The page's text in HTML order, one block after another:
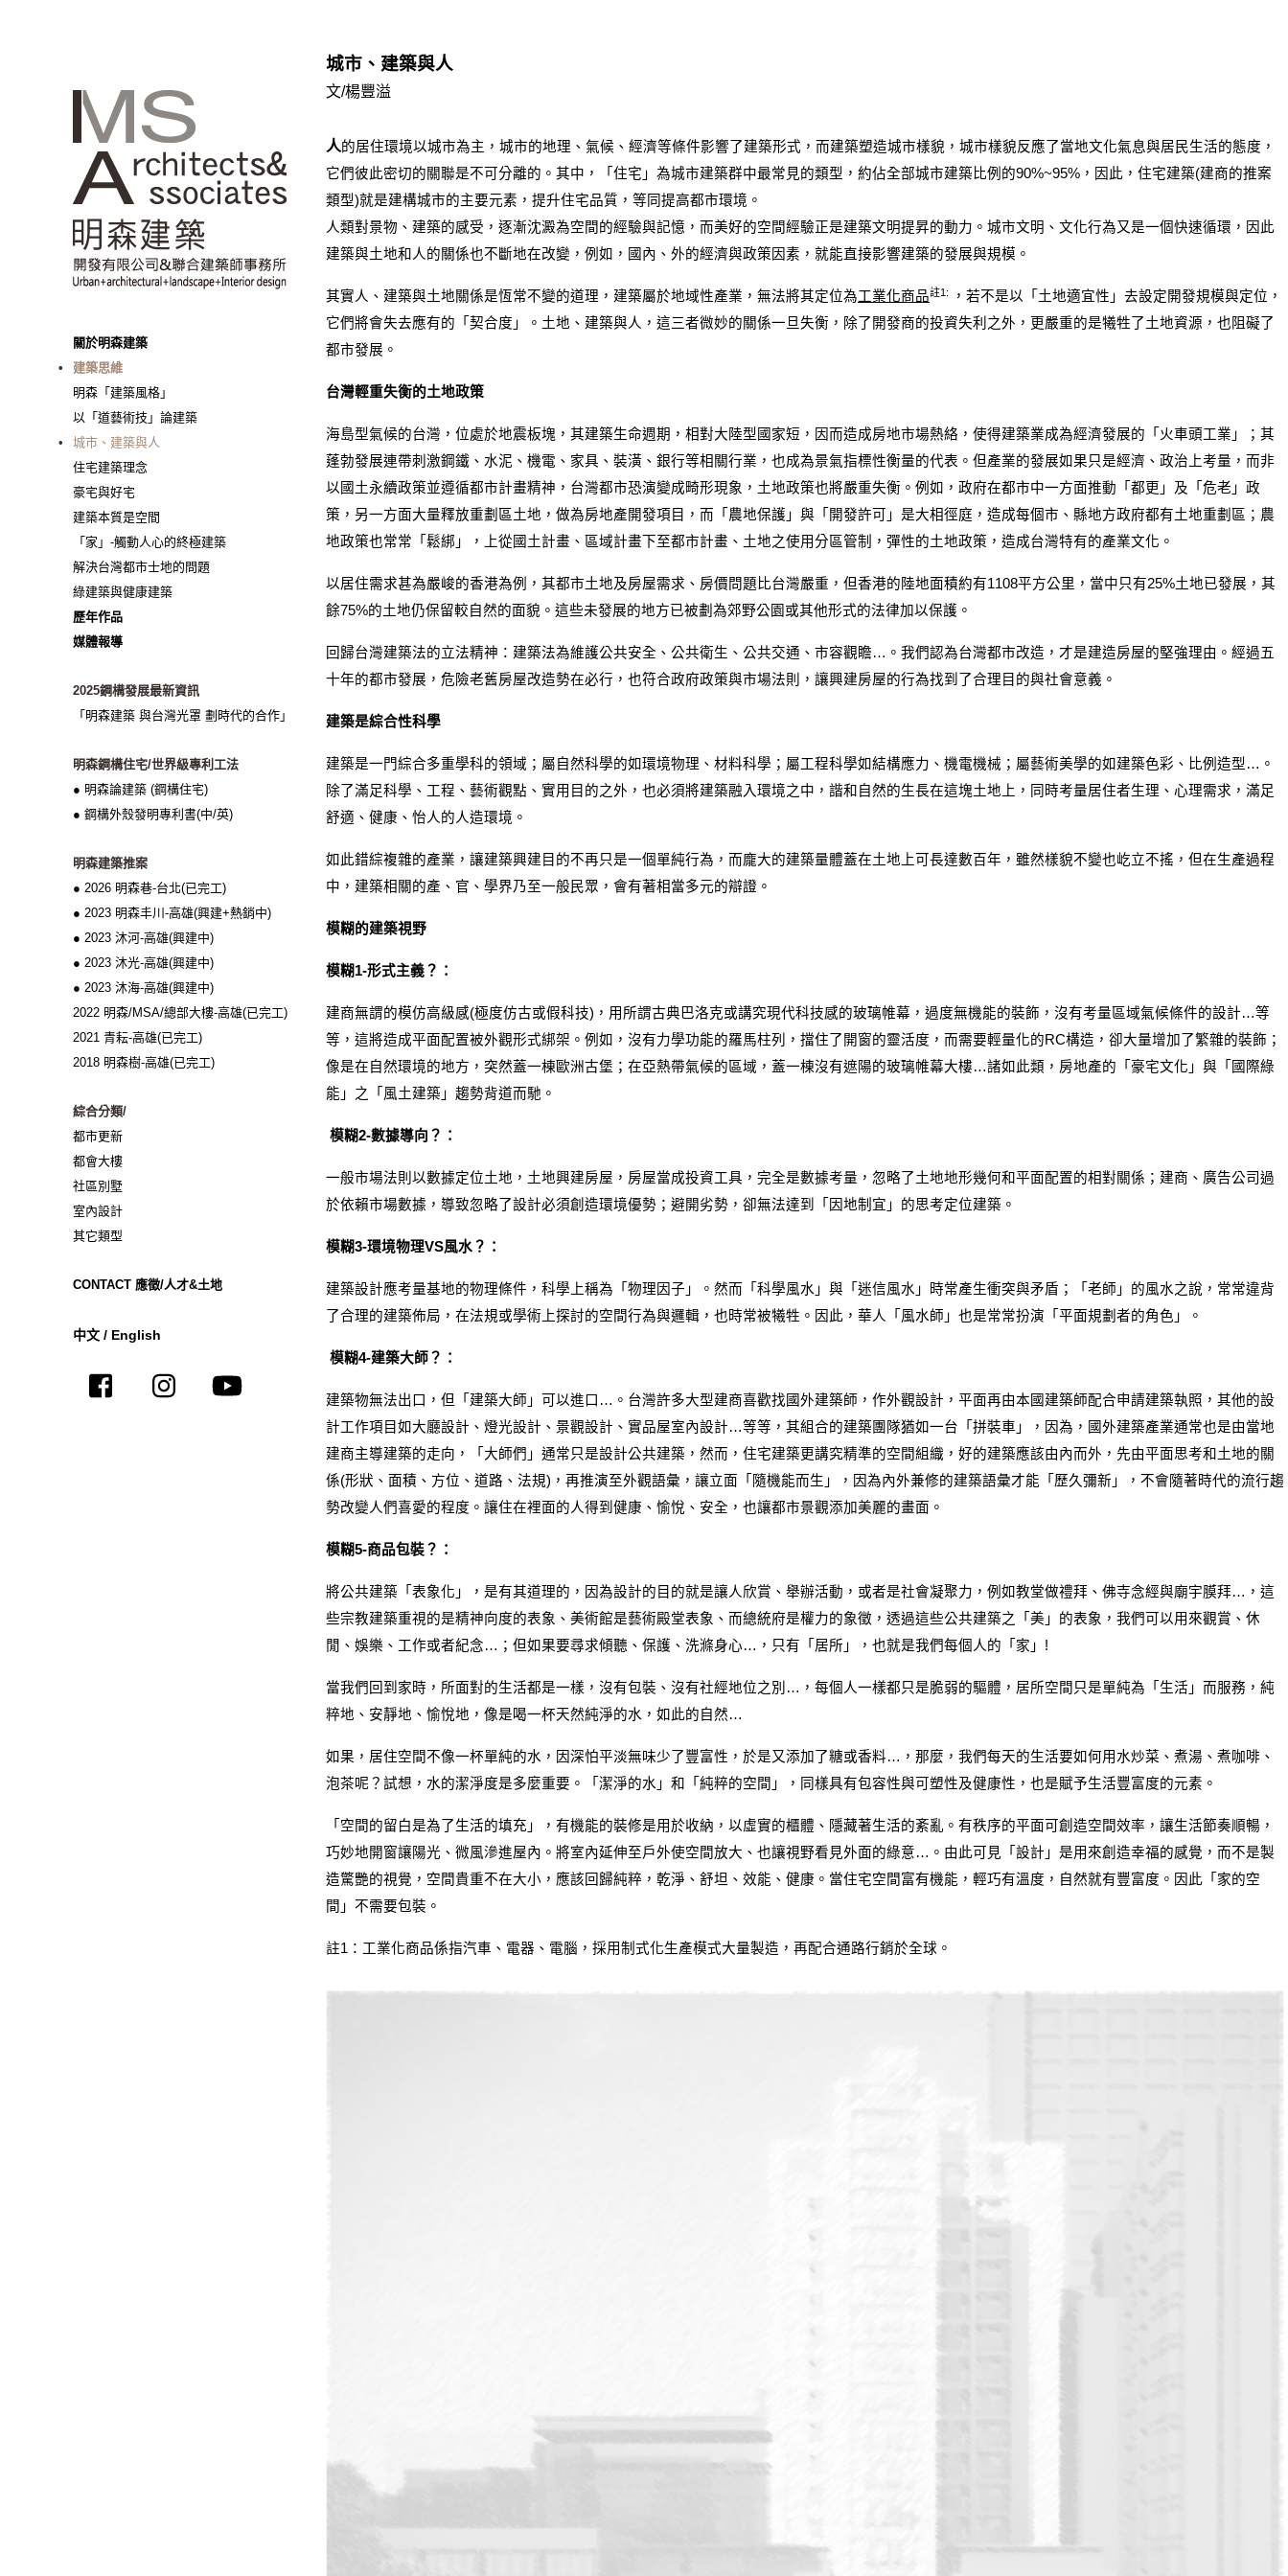
關於明森建築
建築思維
明森「建築風格」
以「道藝術技」論建築
城市、建築與人
住宅建築理念
豪宅與好宅
建築本質是空間
「家」-觸動人心的終極建築
解決台灣都市士地的問題
綠建築與健康建築
歷年作品
媒體報導
2025鋼構發展最新資訊
「明森建築 與台灣光罩 劃時代的合作」
明森鋼構住宅/世界級專利工法
● 明森論建築 (鋼構住宅)
● 鋼構外殼發明專利書(中/英)
明森建築推案
● 2026 明森巷-台北(已完工)
● 2023 明森丰川-高雄(興建+熱銷中)
● 2023 沐河-高雄(興建中)
● 2023 沐光-高雄(興建中)
● 2023 沐海-高雄(興建中)
2022 明森/MSA/總部大樓-高雄(已完工)
2021 青耘-高雄(已完工)
2018 明森樹-高雄(已完工)
綜合分類/
都市更新
都會大樓
社區別墅
室內設計
其它類型
CONTACT 應徵/人才&土地
中文 / English
城市、建築與人
文/楊豐溢
人的居住環境以城市為主，城市的地理、氣候、經濟等條件影響了建築形式，而建築塑造城市樣貌，城市樣貌反應了當地文化氣息與居民生活的態度，
它們彼此密切的關聯是不可分離的。其中，「住宅」為城市建築群中最常見的類型，約佔全部城市建築比例的90%~95%，因此，住宅建築(建商的推案
類型)就是建構城市的主要元素，提升住宅品質，等同提高都市環境。
人類對景物、建築的感受，逐漸沈澱為空間的經驗與記憶，而美好的空間經驗正是建築文明提昇的動力。城市文明、文化行為又是一個快速循環，因此
建築與土地和人的關係也不斷地在改變，例如，國內、外的經濟與政策因素，就能直接影響建築的發展與規模。
其實人、建築與土地關係是恆常不變的道理，建築屬於地域性產業，無法將其定位為工業化商品註1:
，若不是以「土地適宜性」去設定開發規模與定位，
它們將會失去應有的「契合度」。土地、建築與人，這三者微妙的關係一旦失衡，除了開發商的投資失利之外，更嚴重的是犧牲了土地資源，也阻礙了
都市發展。
台灣輕重失衡的土地政策
海島型氣候的台灣，位處於地震板塊，其建築生命週期，相對大陸型國家短，因而造成房地市場熱絡，使得建築業成為經濟發展的「火車頭工業」；其
蓬勃發展連帶刺激鋼鐵、水泥、機電、家具、裝潢、銀行等相關行業，也成為景氣指標性衡量的代表。但產業的發展如果只是經濟、政治上考量，而非
以國土永續政策並遵循都市計畫精神，台灣都市恐演變成畸形現象，土地政策也將嚴重失衡。例如，政府在都市中一方面推動「都更」及「危老」政
策，另一方面大量釋放重劃區土地，做為房地產開發項目，而「農地保護」與「開發許可」是大相徑庭，造成每個市、縣地方政府都有土地重劃區；農
地政策也常常「鬆綁」，上從國土計畫、區域計畫下至都市計畫、土地之使用分區管制，彈性的土地政策，造成台灣特有的產業文化。
以居住需求甚為嚴峻的香港為例，其都市土地及房屋需求、房價問題比台灣嚴重，但香港的陸地面積約有1108平方公里，當中只有25%土地已發展，其
餘75%的土地仍保留較自然的面貌。這些未發展的地方已被劃為郊野公園或其他形式的法律加以保護。
回歸台灣建築法的立法精神：建築法為維護公共安全、公共衛生、公共交通、市容觀瞻…。我們認為台灣都市改造，才是建造房屋的堅強理由。經過五
十年的都市發展，危險老舊房屋改造勢在必行，也符合政府政策與市場法則，讓興建房屋的行為找到了合理目的與社會意義。
建築是綜合性科學
建築是一門綜合多重學科的領域；屬自然科學的如環境物理、材料科學；屬工程科學如結構應力、機電機械；屬藝術美學的如建築色彩、比例造型…。
除了滿足科學、工程、藝術觀點、實用目的之外，也必須將建築融入環境之中，諧和自然的生長在這塊土地上，同時考量居住者生理、心理需求，滿足
舒適、健康、怡人的人造環境。
如此錯綜複雜的產業，讓建築興建目的不再只是一個單純行為，而龐大的建築量體蓋在土地上可長達數百年，雖然樣貌不變也屹立不搖，但在生產過程
中，建築相關的產、官、學界乃至一般民眾，會有著相當多元的辯證。
模糊的建築視野
模糊1-形式主義？：
建商無謂的模仿高級感(極度仿古或假科技)，用所謂古典巴洛克或講究現代科技感的玻璃帷幕，過度無機能的裝飾，沒有考量區域氣候條件的設計…等
等，這將造成平面配置被外觀形式綁架。例如，沒有力學功能的羅馬柱列，擋住了開窗的靈活度，而需要輕量化的RC構造，卻大量增加了繁雜的裝飾；
像是在自然環境的地方，突然蓋一棟歐洲古堡；在亞熱帶氣候的區域，蓋一棟沒有遮陽的玻璃帷幕大樓…諸如此類，房地產的「豪宅文化」與「國際綠
能」之「風土建築」趨勢背道而馳。
模糊2-數據導向？：
一般市場法則以數據定位土地，土地興建房屋，房屋當成投資工具，完全是數據考量，忽略了土地地形幾何和平面配置的相對關係；建商、廣告公司過
於依賴市場數據，導致忽略了設計必須創造環境優勢；避開劣勢，卻無法達到「因地制宜」的思考定位建築。
模糊3-環境物理VS風水？：
建築設計應考量基地的物理條件，科學上稱為「物理因子」。然而「科學風水」與「迷信風水」時常產生衝突與矛盾；「老師」的風水之說，常常違背
了合理的建築佈局，在法規或學術上探討的空間行為與邏輯，也時常被犧牲。因此，華人「風水師」也是常常扮演「平面規劃者的角色」。
模糊4-建築大師？：
建築物無法出口，但「建築大師」可以進口…。台灣許多大型建商喜歡找國外建築師，作外觀設計，平面再由本國建築師配合申請建築執照，其他的設
計工作項目如大廳設計、燈光設計、景觀設計、實品屋室內設計…等等，其組合的建築團隊猶如一台「拼裝車」，因為，國外建築產業通常也是由當地
建商主導建築的走向，「大師們」通常只是設計公共建築，然而，住宅建築更講究精準的空間組織，好的建築應該由內而外，先由平面思考和土地的關
係(形狀、面積、方位、道路、法規)，再推演至外觀語彙，讓立面「隨機能而生」，因為內外兼修的建築語彙才能「歷久彌新」，不會隨著時代的流行趨
勢改變人們喜愛的程度。讓住在裡面的人得到健康、愉悅、安全，也讓都市景觀添加美麗的畫面。
模糊5-商品包裝？：
將公共建築「表象化」，是有其道理的，因為設計的目的就是讓人欣賞、舉辦活動，或者是社會凝聚力，例如教堂做禮拜、佛寺念經與廟宇膜拜…，這
些宗教建築重視的是精神向度的表象、美術館是藝術殿堂表象、而總統府是權力的象徵，透過這些公共建築之「美」的表象，我們可以用來觀賞、休
閒、娛樂、工作或者紀念…；但如果要尋求傾聽、保護、洗滌身心…，只有「居所」，也就是我們每個人的「家」!
當我們回到家時，所面對的生活都是一樣，沒有包裝、沒有社經地位之別…，每個人一樣都只是脆弱的驅體，居所空間只是單純為「生活」而服務，純
粹地、安靜地、愉悅地，像是喝一杯天然純淨的水，如此的自然…
如果，居住空間不像一杯單純的水，因深怕平淡無味少了豐富性，於是又添加了糖或香料…，那麼，我們每天的生活要如何用水炒菜、煮湯、煮咖啡、
泡茶呢？試想，水的潔淨度是多麼重要。「潔淨的水」和「純粹的空間」，同樣具有包容性與可塑性及健康性，也是賦予生活豐富度的元素。
「空間的留白是為了生活的填充」，有機能的裝修是用於收納，以虛實的櫃體、隱藏著生活的紊亂。有秩序的平面可創造空間效率，讓生活節奏順暢，
巧妙地開窗讓陽光、微風滲進屋內。將室內延伸至戶外使空間放大、也讓視野看見外面的綠意…。由此可見「設計」是用來創造幸福的感覺，而不是製
造驚艷的視覺，空間貴重不在大小，應該回歸純粹，乾淨、舒坦、效能、健康。當住宅空間富有機能，輕巧有溫度，自然就有豐富度。因此「家的空
間」不需要包裝。
註1：工業化商品係指汽車、電器、電腦，採用制式化生產模式大量製造，再配合通路行銷於全球。